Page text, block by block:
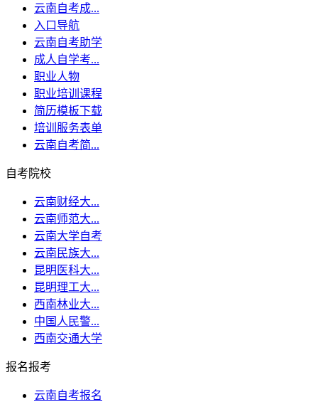
云南自考成...
入口导航
云南自考助学
成人自学考...
职业人物
职业培训课程
简历模板下载
培训服务表单
云南自考简...
自考院校
云南财经大...
云南师范大...
云南大学自考
云南民族大...
昆明医科大...
昆明理工大...
西南林业大...
中国人民警...
西南交通大学
报名报考
云南自考报名